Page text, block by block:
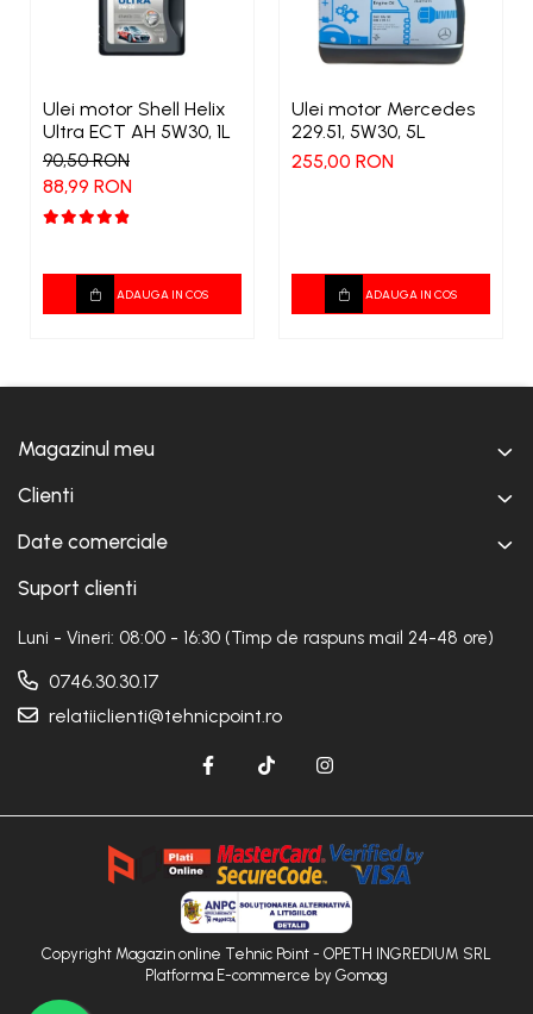
Ulei motor Shell Helix
Ultra ECT AH 5W30, 1L
90,50 RON
88,99 RON
ADAUGA IN COS
Ulei motor Mercedes
229.51, 5W30, 5L
255,00 RON
ADAUGA IN COS
Magazinul meu
Clienti
Date comerciale
Suport clienti
Luni - Vineri: 08:00 - 16:30 (Timp de raspuns mail 24-48 ore)
0746.30.30.17
relatiiclienti@tehnicpoint.ro
Copyright Magazin online Tehnic Point - OPETH INGREDIUM SRL
Platforma E-commerce by Gomag